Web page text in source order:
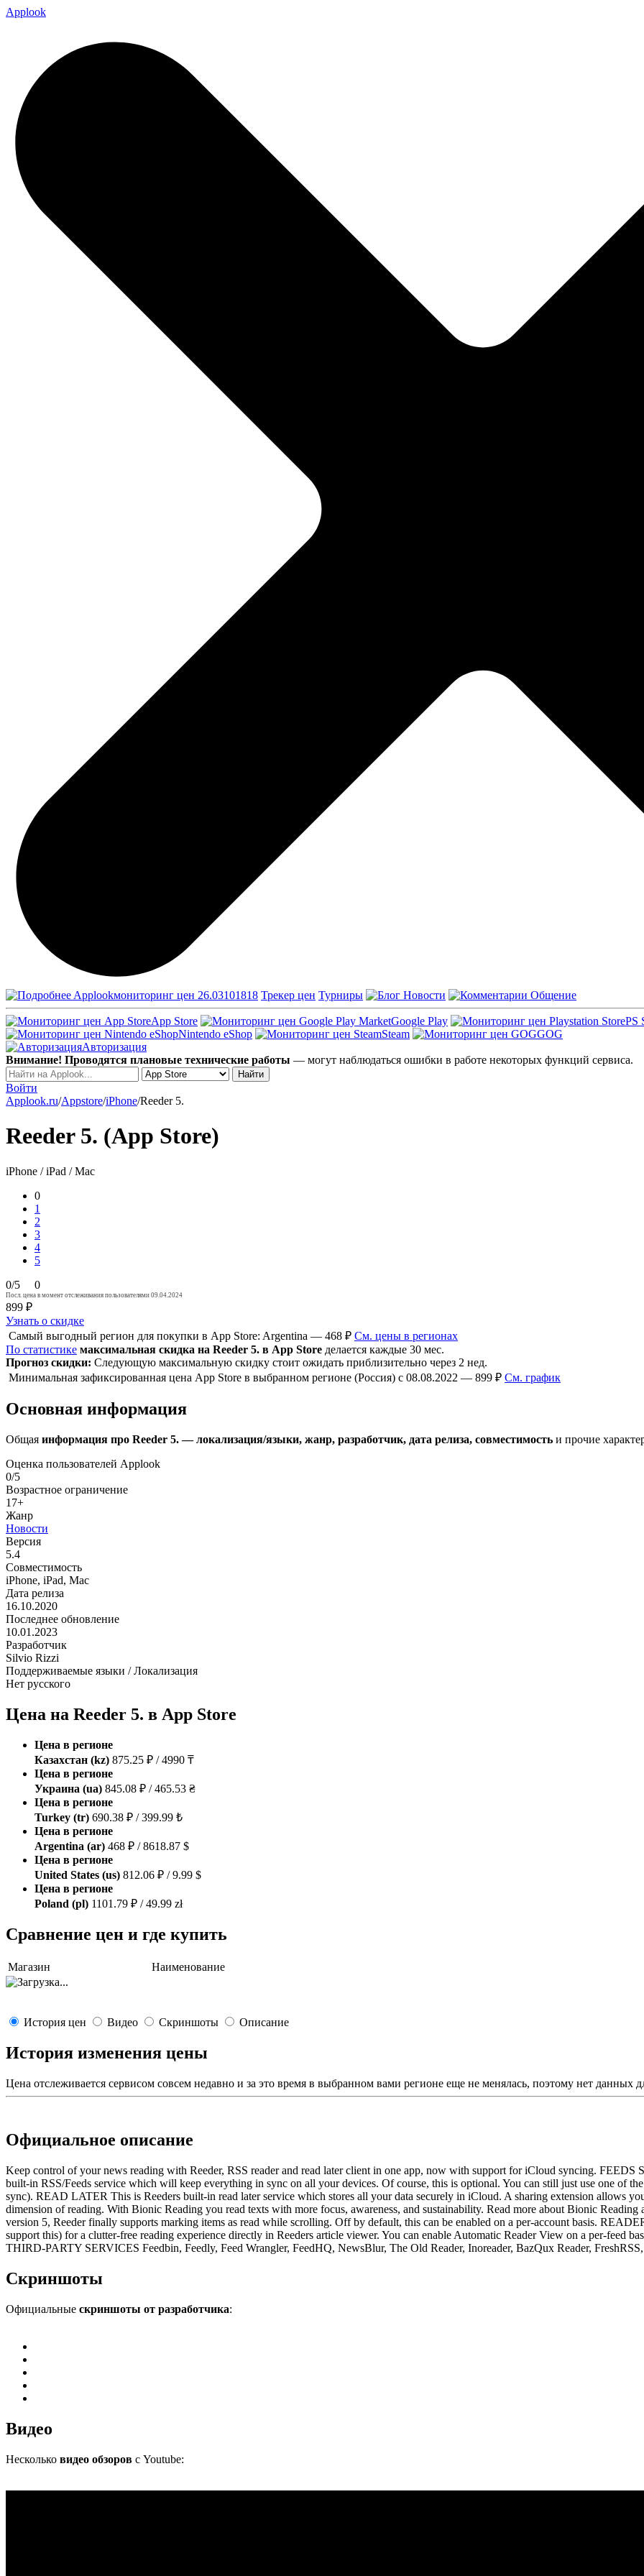
Applook
Applookмониторинг цен 26.03101818 Трекер цен Турниры Новости Общение
App Store Google Play PS
Nintendo eShop
Steam
GOG
Авторизация
Внимание! Проводятся плановые технические работы — могут наблюдаться ошибки в работе некоторых функций сервиса.
Войти
Applook.ru/Appstore/iPhone/Reeder 5.
Reeder 5. (App Store)
iPhone / iPad / Mac
0
1
2
3
4
5
0/5 0
Посл. цена в момент отслеживания пользователями 09.04.2024
899 ₽
Узнать о скидке
Самый выгодный регион для покупки в App Store: Argentina — 468 ₽ См. цены в регионах
По статистике максимальная скидка на Reeder 5. в App Store делается каждые 30 мес.
Прогноз скидки: Следующую максимальную скидку стоит ожидать приблизительно через 2 нед.
Минимальная зафиксированная цена App Store в выбранном регионе (Россия) с 08.08.2022 — 899 ₽ См. график
Основная информация
Общая информация про Reeder 5. — локализация/языки, жанр, разработчик, дата релиза, совместимость и прочие
Оценка пользователей Applook
0/5
Возрастное ограничение
17+
Жанр
Новости
Версия
5.4
Совместимость
iPhone, iPad, Mac
Дата релиза
16.10.2020
Последнее обновление
10.01.2023
Разработчик
Silvio Rizzi
Поддерживаемые языки / Локализация
Нет русского
Цена на Reeder 5. в App Store
Цена в регионе
Казахстан (kz) 875.25 ₽ / 4990 ₸
Цена в регионе
Украина (ua) 845.08 ₽ / 465.53 ₴
Цена в регионе
Turkey (tr) 690.38 ₽ / 399.99 ₺
Цена в регионе
Argentina (ar) 468 ₽ / 8618.87 $
Цена в регионе
United States (us) 812.06 ₽ / 9.99 $
Цена в регионе
Poland (pl) 1101.79 ₽ / 49.99 zł
Сравнение цен и где купить
Магазин Наименование
История цен Видео Скриншоты Описание
История изменения цены
Цена отслеживается сервисом совсем недавно и за это время в выбранном вами регионе еще не менялась, поэтому нет данных
Официальное описание
Keep control of your news reading with Reeder, RSS reader and read later client in one app, now with support for iCloud syncing. FEEDS
built-in RSS/Feeds service which will keep everything in sync on all your devices. Of course, this is optional. You can still just use one of
sync). READ LATER This is Reeders built-in read later service which stores all your data securely in iCloud. A sharing extension allows
dimension of reading. With Bionic Reading you read texts with more focus, awareness, and sustainability. Read more about Bionic
version 5, Reeder finally supports marking items as read while scrolling. Off by default, this can be enabled on a per-account basis.
support this) for a clutter-free reading experience directly in Reeders article viewer. You can enable Automatic Reader View on a per-feed
THIRD-PARTY SERVICES Feedbin, Feedly, Feed Wrangler, FeedHQ, NewsBlur, The Old Reader, Inoreader, BazQux Reader, FreshRSS,
Скриншоты
Официальные скриншоты от разработчика:
Видео
Несколько видео обзоров с Youtube: